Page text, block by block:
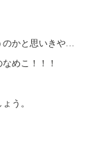
のかと思いきや…
めこ！！！
う。